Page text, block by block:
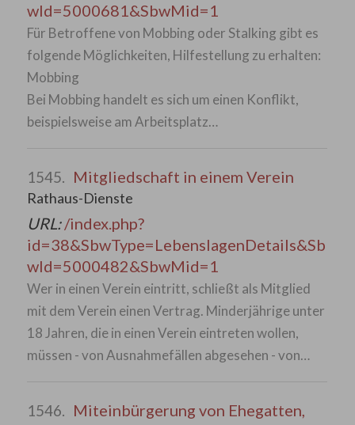
wId=5000681&SbwMid=1
Für Betroffene von Mobbing oder Stalking gibt es
folgende Möglichkeiten, Hilfestellung zu erhalten:
Mobbing
Bei Mobbing handelt es sich um einen Konflikt,
beispielsweise am Arbeitsplatz…
1545. Mitgliedschaft in einem Verein
Rathaus-Dienste
URL:/index.php?
id=38&SbwType=LebenslagenDetails&Sb
wId=5000482&SbwMid=1
Wer in einen Verein eintritt, schließt als Mitglied
mit dem Verein einen Vertrag. Minderjährige unter
18 Jahren, die in einen Verein eintreten wollen,
müssen - von Ausnahmefällen abgesehen - von…
1546. Miteinbürgerung von Ehegatten,